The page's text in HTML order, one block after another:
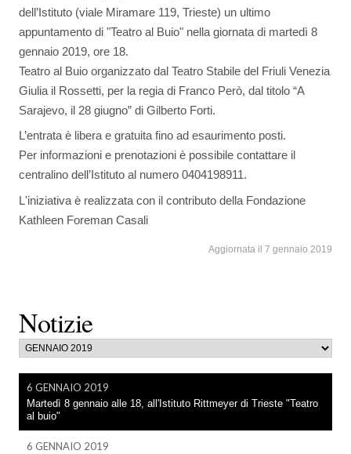
Notizie
6 GENNAIO 2019
Martedì 8 gennaio alle 18, all'Istituto Rittmeyer di Trieste "Teatro
al buio"
6 GENNAIO 2019
dell’Istituto (viale Miramare 119, Trieste) un ultimo
appuntamento di "Teatro al Buio" nella giornata di martedì 8
gennaio 2019, ore 18.
Teatro al Buio organizzato dal Teatro Stabile del Friuli Venezia
Giulia il Rossetti, per la regia di Franco Però, dal titolo “A
Sarajevo, il 28 giugno” di Gilberto Forti.
L’entrata è libera e gratuita fino ad esaurimento posti.
Per informazioni e prenotazioni è possibile contattare il
centralino dell’Istituto al numero 0404198911.
L'iniziativa è realizzata con il contributo della Fondazione
Kathleen Foreman Casali
Aggiornata il 7 gennaio 2019